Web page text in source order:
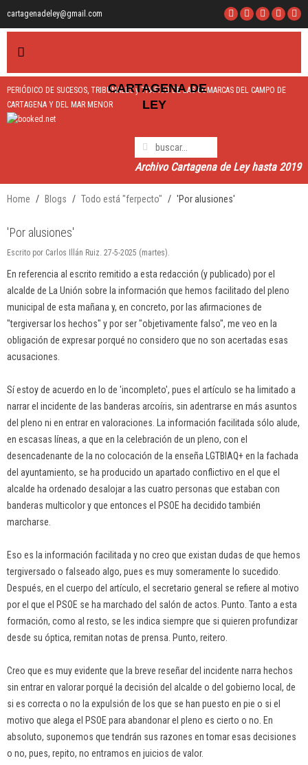
cartagenadeley@gmail.com
CARTAGENA DE
LEY
PERIÓDICO DE SUCESOS, TRIBUNALES y TRÁFICO DE LAS COMARCAS DEL CAMPO DE
CARTAGENA Y DEL MAR MENOR
Archivo Cartagena de Ley hasta 2019
Home Blogs Todo está "ferpecto" 'Por alusiones'
'Por alusiones'
Escrito por Carlos Illán Ruiz. 27-5-2025 (martes).
En referencia al escrito remitido a esta redacción (y publicado) por el
alcalde de La Unión sobre la información que hemos facilitado del pleno
municipal de esta mañana y, en concreto, por las afirmaciones de
"tergiversar los hechos" y por ser "objetivamente falso", me veo en la
obligación de expresar porqué no considero que no son acertadas esas
acusaciones.
Sí estoy de acuerdo en lo de 'incompleto', pues el artículo se ha limitado a
narrar el incidente de las banderas arcoíris, sin adentrarse en más asuntos
del pleno ni en entrar en valoraciones. La información facilitada sólo alude,
en escasas líneas, a que en la celebración de un pleno, con el
desencadenante de la no colocación de la enseña LGTBIAQ+ en la fachada
del ayuntamiento, se ha producido un apartado conflictivo en el que el
alcalde ha ordenado desalojar a las cuatro personas que estaban con
banderas multicolor y que entonces el PSOE ha decidido también
marcharse.
Eso es la información facilitada y no creo que existan dudas de que hemos
tergiversado o falseado algo, pues es muy someramente lo sucedido.
Después, en el cuerpo del artículo, el secretario general se refiere al motivo
por el que el PSOE se ha marchado del salón de actos. Punto. Tanto a esta
formación, como al resto, se les indica siempre que si quieren profundizar
desde su óptica, remitan notas de prensa. Punto, reitero.
Creo que es muy evidente que la breve reseñar del incidente narra hechos
sin entrar en valorar porqué la decisión del alcalde o del gobierno local, de
si es correcta o no la expulsión de los que se han puesto en pie o si el
motivo que alega el PSOE para abandonar el pleno es cierto o no. En
absoluto, suponemos que tendrán sus razones en tomar esas decisiones
o no, pues, repito, no entramos en juicios de valor.